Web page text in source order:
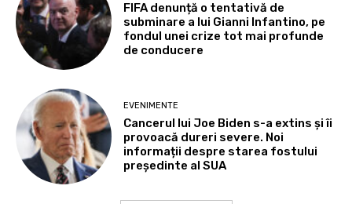
FIFA denunță o tentativă de
subminare a lui Gianni Infantino, pe
fondul unei crize tot mai profunde
de conducere
EVENIMENTE
Cancerul lui Joe Biden s-a extins și îi
provoacă dureri severe. Noi
informații despre starea fostului
președinte al SUA